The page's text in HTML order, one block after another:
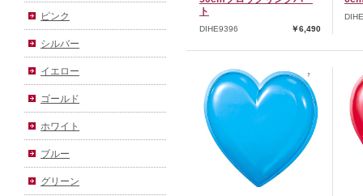
ピンク
シルバー
イエロー
ゴールド
ホワイト
ブルー
グリーン
ト
DIHE9396 ￥6,490